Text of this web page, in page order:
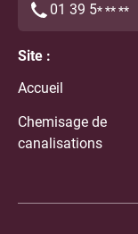
01 39 5* ** **
Site :
Accueil
Chemisage de
canalisations